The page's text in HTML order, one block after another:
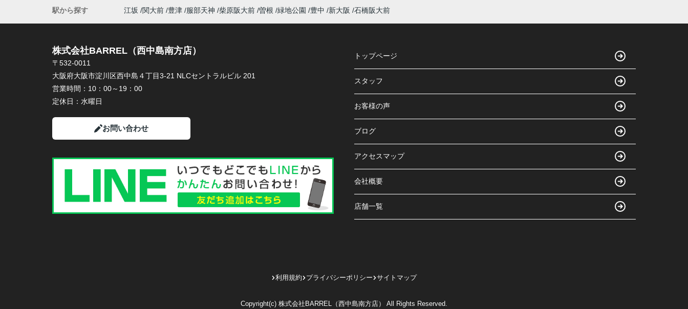
駅から探す
江坂 関大前 豊津 服部天神 柴原阪大前 曽根 緑地公園 豊中 新大阪 石橋阪大前
株式会社BARREL（西中島南方店）
〒532-0011
大阪府大阪市淀川区西中島４丁目3-21 NLCセントラルビル 201
営業時間： 10：00～19：00
定休日： 水曜日
お問い合わせ
トップページ
スタッフ
お客様の声
ブログ
アクセスマップ
会社概要
店舗一覧
利用規約 プライバシーポリシー サイトマップ
Copyright(c) 株式会社BARREL（西中島南方店） All Rights Reserved.